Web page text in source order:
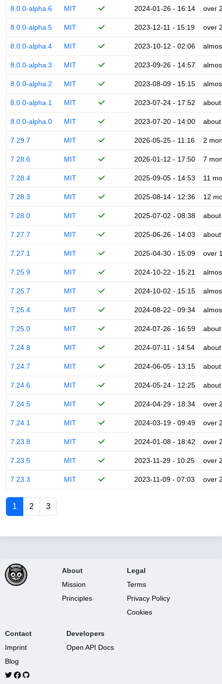
8.0.0-alpha.6 MIT 2024-01-26 - 16:14 over
8.0.0-alpha.5 MIT 2023-12-11 - 15:19 over
8.0.0-alpha.4 MIT 2023-10-12 - 02:06
8.0.0-alpha.3 MIT 2023-09-26 - 14:57
8.0.0-alpha.2 MIT 2023-08-09 - 15:15
8.0.0-alpha.1 MIT 2023-07-24 - 17:52
8.0.0-alpha.0 MIT 2023-07-20 - 14:00
7.29.7 MIT 2026-05-25 - 11:16 2
7.28.6 MIT 2026-01-12 - 17:50 7
7.28.4 MIT 2025-09-05 - 14:53 11
7.28.3 MIT 2025-08-14 - 12:36 12
7.28.0 MIT 2025-07-02 - 08:38
7.27.7 MIT 2025-06-26 - 14:03
7.27.1 MIT 2025-04-30 - 15:09 over
7.25.9 MIT 2024-10-22 - 15:21
7.25.7 MIT 2024-10-02 - 15:15
7.25.4 MIT 2024-08-22 - 09:34
7.25.0 MIT 2024-07-26 - 16:59
7.24.8 MIT 2024-07-11 - 14:54
7.24.7 MIT 2024-06-05 - 13:15
7.24.6 MIT 2024-05-24 - 12:25
7.24.5 MIT 2024-04-29 - 18:34 over
7.24.1 MIT 2024-03-19 - 09:49 over
7.23.8 MIT 2024-01-08 - 18:42 over
7.23.5 MIT 2023-11-29 - 10:25 over
7.23.3 MIT 2023-11-09 - 07:03 over
1 2 3
About
Mission
Principles
Legal
Terms
Privacy Policy
Cookies
Contact
Imprint
Blog
Developers
Open API Docs